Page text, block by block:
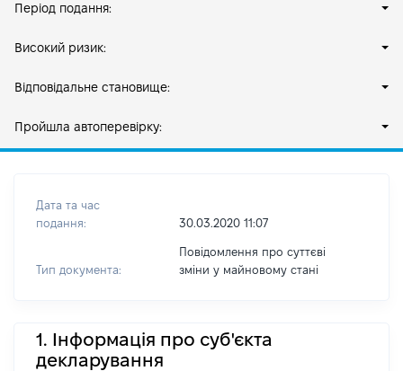
Період подання:
Високий ризик:
Відповідальне становище:
Пройшла автоперевірку:
Дата та час
подання:
30.03.2020 11:07
Тип документа:
Повідомлення про суттєві
зміни y майновому стані
1. Інформація про суб'єкта
декларування